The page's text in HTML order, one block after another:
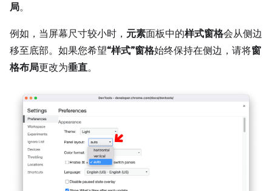
局。
例如，当屏幕尺寸较小时， 元素面板中的样式窗格会从侧边
移至底部。如果您希望“样式”窗格始终保持在侧边，请将窗
格布局更改为垂直。